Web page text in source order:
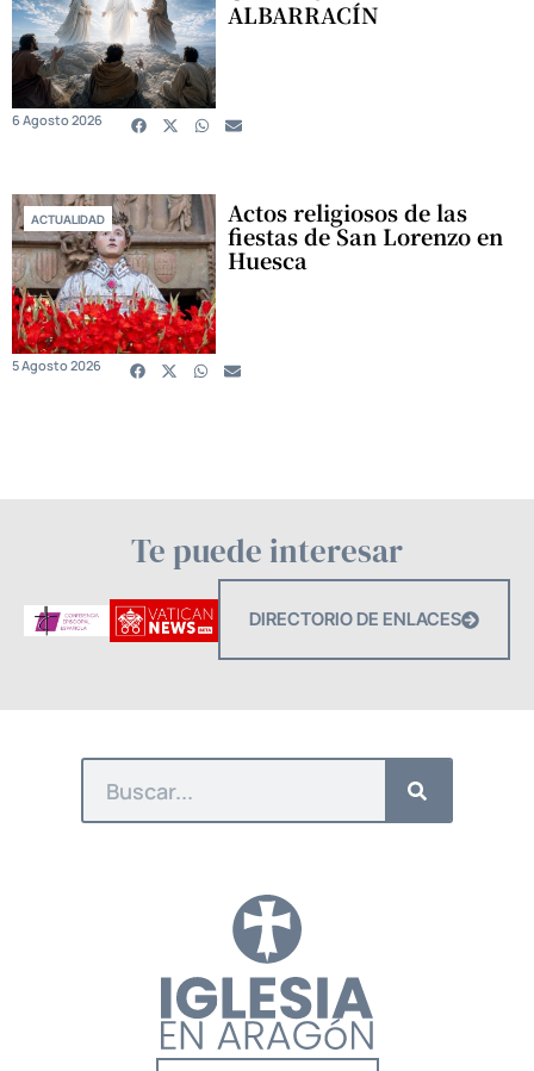
ALBARRACÍN
6 Agosto 2026
ACTUALIDAD Actos religiosos de las
fiestas de San Lorenzo en
Huesca
5 Agosto 2026
Te puede interesar
DIRECTORIO DE ENLACES